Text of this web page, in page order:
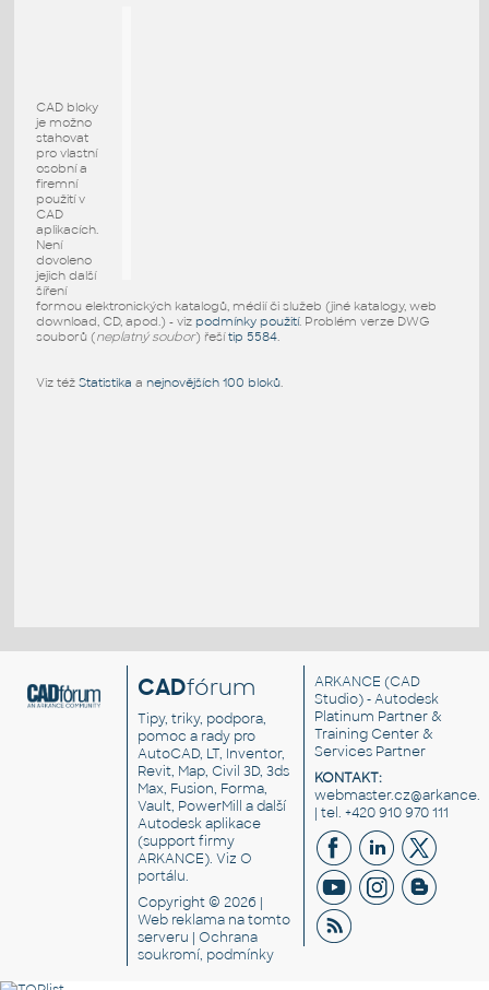
CAD bloky
je možno
stahovat
pro vlastní
osobní a
firemní
použití v
CAD
aplikacích.
Není
dovoleno
jejich další
šíření
formou elektronických katalogů, médií či služeb (jiné katalogy, web
download, CD, apod.) - viz podmínky použití. Problém verze DWG
souborů (neplatný soubor) řešítip 5584.
Viz též Statistika a nejnovějších 100 bloků.
CADfórum
Tipy, triky, podpora,
pomoc a rady pro
AutoCAD, LT, Inventor,
Revit, Map, Civil 3D, 3ds
Max, Fusion, Forma,
Vault, PowerMill a další
Autodesk aplikace
(support firmy
ARKANCE). VizO
portálu.
Copyright © 2026 |
Web reklama na tomto
serveru |Ochrana
soukromí, podmínky
ARKANCE (CAD
Studio) - Autodesk
Platinum Partner &
Training Center &
Services Partner
KONTAKT:
| tel. +420 910 970 111